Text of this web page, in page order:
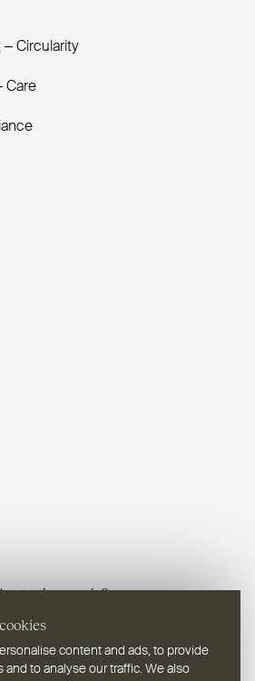
content and ads, to provide
and to analyse our traffic. We also
– Cir­cularity
Care
domande?